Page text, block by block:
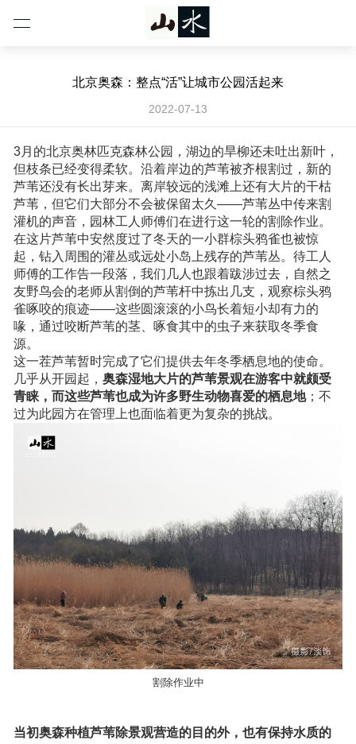
北京奥森：整点“活”让城市公园活起来
2022-07-13
3月的北京奥林匹克森林公园，湖边的旱柳还未吐出新叶，
但枝条已经变得柔软。沿着岸边的芦苇被齐根割过，新的
芦苇还没有长出芽来。离岸较远的浅滩上还有大片的干枯
芦苇，但它们大部分不会被保留太久——芦苇丛中传来割
灌机的声音，园林工人师傅们在进行这一轮的割除作业。
在这片芦苇中安然度过了冬天的一小群棕头鸦雀也被惊
起，钻入周围的灌丛或远处小岛上残存的芦苇丛。待工人
师傅的工作告一段落，我们几人也跟着跋涉过去，自然之
友野鸟会的老师从割倒的芦苇杆中拣出几支，观察棕头鸦
雀啄咬的痕迹——这些圆滚滚的小鸟长着短小却有力的
喙，通过咬断芦苇的茎、啄食其中的虫子来获取冬季食
源。
这一茬芦苇暂时完成了它们提供去年冬季栖息地的使命。
几乎从开园起，奥森湿地大片的芦苇景观在游客中就颇受
青睐，而这些芦苇也成为许多野生动物喜爱的栖息地；不
过为此园方在管理上也面临着更为复杂的挑战。
割除作业中
当初奥森种植芦苇除景观营造的目的外，也有保持水质的